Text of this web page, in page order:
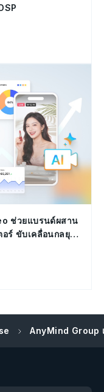
ช่วยแบรนด์ผสาน
ยุทธ์
AnyMind Group